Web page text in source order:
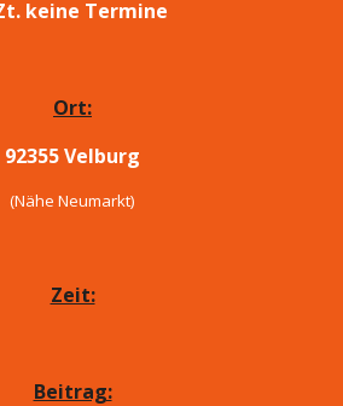
keine Termine
Ort:
92355 Velburg
(Nähe Neumarkt)
Zeit:
Beitrag: